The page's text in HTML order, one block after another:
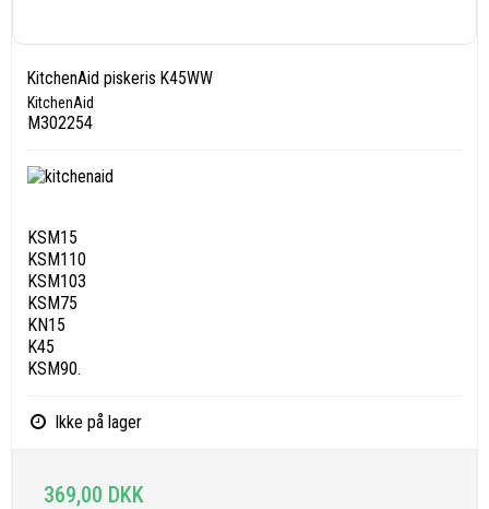
KitchenAid piskeris K45WW
KitchenAid
M302254
KSM15
KSM110
KSM103
KSM75
KN15
K45
KSM90.
Ikke på lager
369,00 DKK